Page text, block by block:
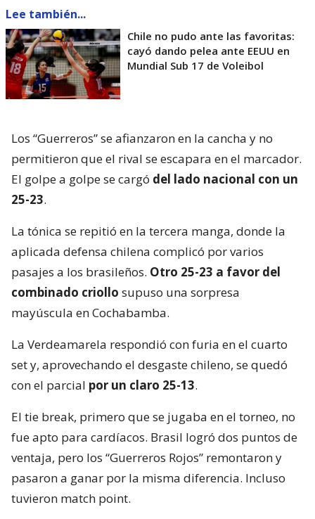
Lee también...
Chile no pudo ante las favoritas:
cayó dando pelea ante EEUU en
Mundial Sub 17 de Voleibol
Los “Guerreros” se afianzaron en la cancha y no
permitieron que el rival se escapara en el marcador.
El golpe a golpe se cargó del lado nacional con un
25-23.
La tónica se repitió en la tercera manga, donde la
aplicada defensa chilena complicó por varios
pasajes a los brasileños. Otro 25-23 a favor del
combinado criollo supuso una sorpresa
mayúscula en Cochabamba.
La Verdeamarela respondió con furia en el cuarto
set y, aprovechando el desgaste chileno, se quedó
con el parcial por un claro 25-13.
El tie break, primero que se jugaba en el torneo, no
fue apto para cardíacos. Brasil logró dos puntos de
ventaja, pero los “Guerreros Rojos” remontaron y
pasaron a ganar por la misma diferencia. Incluso
tuvieron match point.